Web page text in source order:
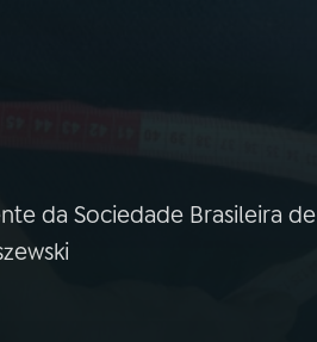
da Sociedade Brasileira de